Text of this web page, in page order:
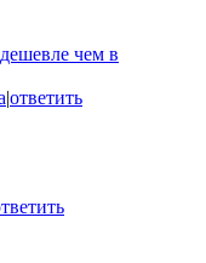
чем в
|ответить